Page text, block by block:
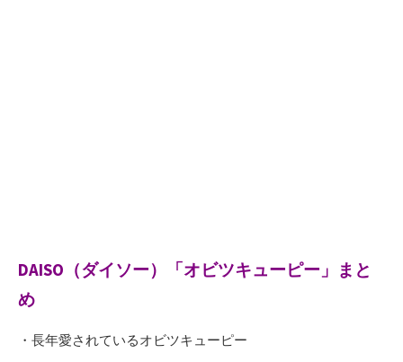
DAISO（ダイソー）「オビツキューピー」まと
め
・長年愛されているオビツキューピー